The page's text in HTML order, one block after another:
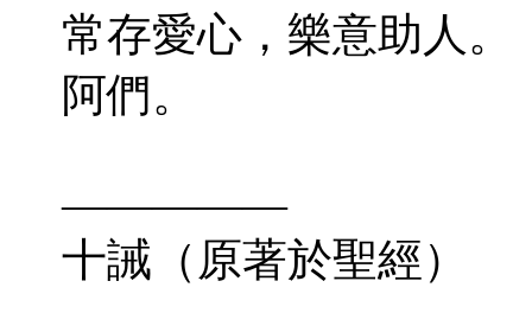
常存愛心，樂意助人。
阿們。
—————
十誡（原著於聖經）